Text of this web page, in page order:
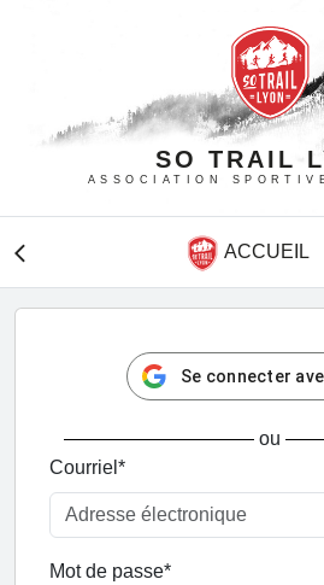
SO TRAIL
ASSOCIATION
arrow_back_ios ACCUEIL
Se connecter
ou
Courriel *
Mot de passe*